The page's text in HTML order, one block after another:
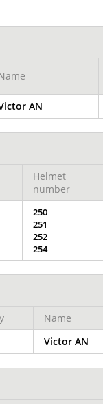
AN
Helmet
number
250
251
252
254
Name
Victor AN